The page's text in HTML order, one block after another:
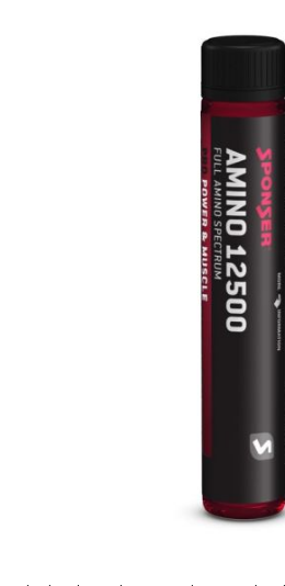
– Cerise (25ml)
formule
essentiels et semi-
aminés libres par portion, il
et la récupération
après un
notamment les
BCAA
une
absorption rapide
avec un
goût fruité de cerise.
l’exercice
pour augmenter le
sans lactose et sans
aminés (L-leucine, L-arginine,
L-tryptophane)
acésulfame K)